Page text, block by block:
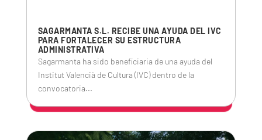
SAGARMANTA S.L. RECIBE UNA AYUDA DEL IVC
PARA FORTALECER SU ESTRUCTURA
ADMINISTRATIVA
Sagarmanta ha sido beneficiaria de una ayuda del
Institut Valencià de Cultura (IVC) dentro de la
convocatoria...